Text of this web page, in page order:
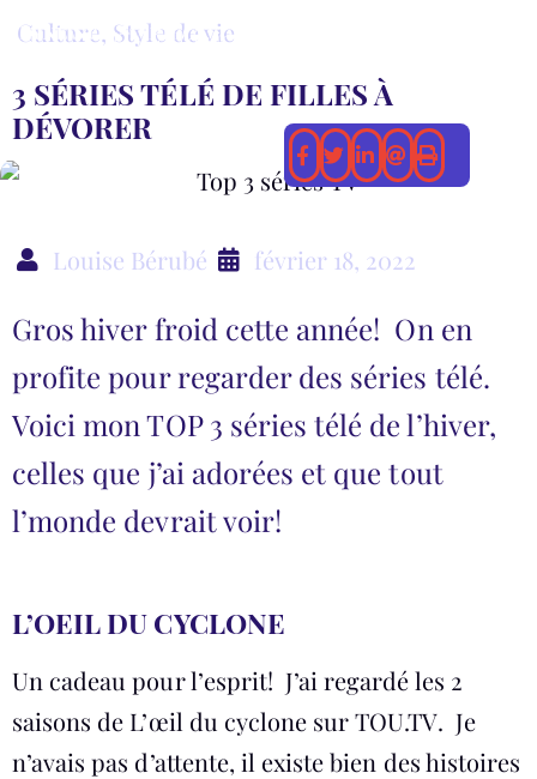
Culture, Style de vie
3 SÉRIES TÉLÉ DE FILLES À
DÉVORER
Louise Bérubé février 18, 2022
Gros hiver froid cette année! On en
profite pour regarder des séries télé.
Voici mon TOP 3 séries télé de l’hiver,
celles que j’ai adorées et que tout
l’monde devrait voir!
L’OEIL DU CYCLONE
Un cadeau pour l’esprit! J’ai regardé les 2
saisons de L’œil du cyclone sur TOU.TV. Je
n’avais pas d’attente, il existe bien des histoires